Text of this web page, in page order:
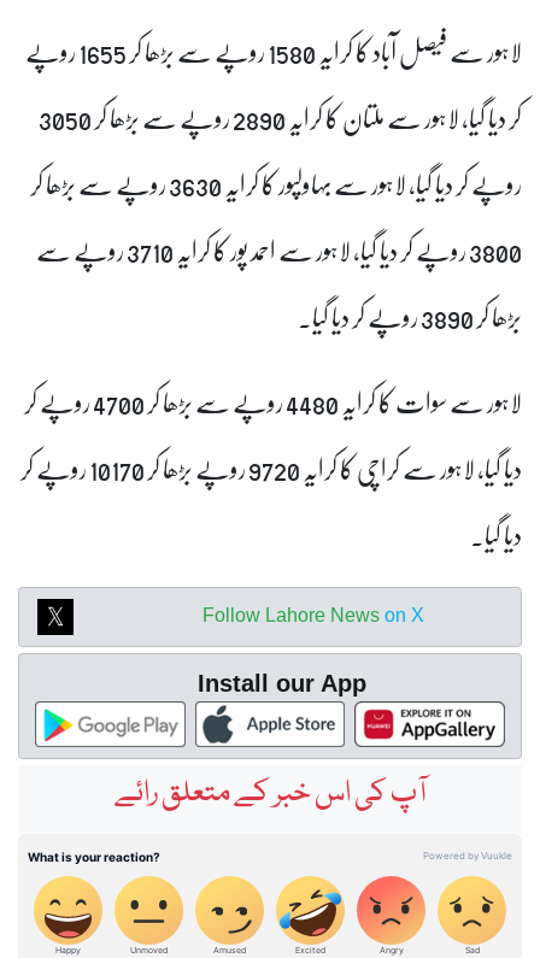
لاہور سے فیصل آباد کا کرایہ 1580 روپے سے بڑھا کر 1655 روپے
کر دیا گیا، لاہور سے ملتان کا کرایہ 2890 روپے سے بڑھا کر 3050
روپے کر دیا گیا، لاہور سے بہاولپور کا کرایہ 3630 روپے سے بڑھا کر
3800 روپے کر دیا گیا، لاہور سے احمد پور کا کرایہ 3710 روپے سے
بڑھا کر 3890 روپے کر دیا گیا۔
لاہور سے سوات کا کرایہ 4480 روپے سے بڑھا کر 4700 روپے کر
دیا گیا، لاہور سے کراچی کا کرایہ 9720 روپے بڑھا کر 10170 روپے کر
دیا گیا۔
Follow Lahore News on X
Install our App
آپ کی اس خبر کے متعلق رائے